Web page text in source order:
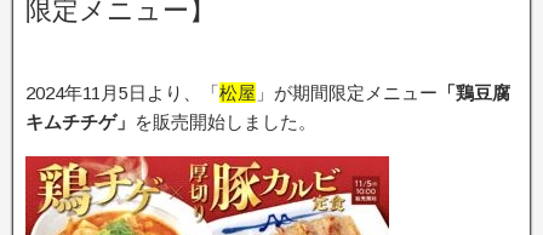
限定メニュー】
2024年11月5日より、「松屋 」が期間限定メニュー 「鶏豆腐
キムチチゲ」 を販売開始しました。